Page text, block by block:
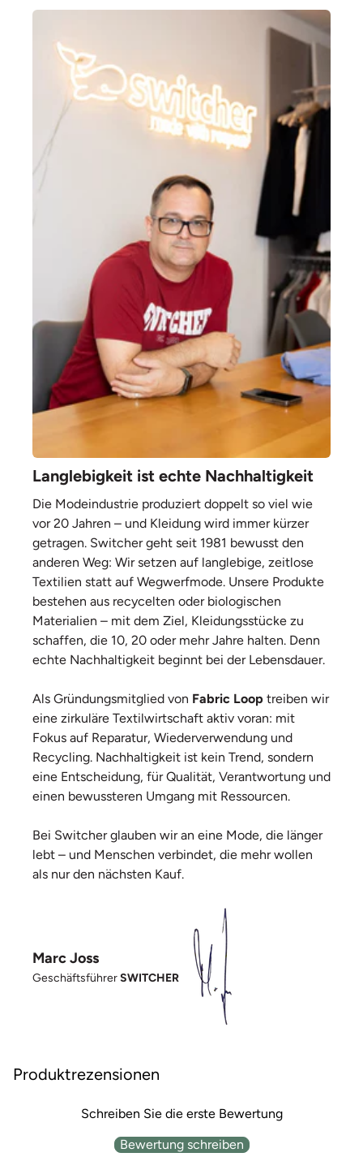
Langlebigkeit ist echte Nachhaltigkeit
Die Modeindustrie produziert doppelt so viel wie
vor 20 Jahren – und Kleidung wird immer kürzer
getragen. Switcher geht seit 1981 bewusst den
anderen Weg: Wir setzen auf langlebige, zeitlose
Textilien statt auf Wegwerfmode. Unsere Produkte
bestehen aus recycelten oder biologischen
Materialien – mit dem Ziel, Kleidungsstücke zu
schaffen, die 10, 20 oder mehr Jahre halten. Denn
echte Nachhaltigkeit beginnt bei der Lebensdauer.
Als Gründungsmitglied von Fabric Loop treiben wir
eine zirkuläre Textilwirtschaft aktiv voran: mit
Fokus auf Reparatur, Wiederverwendung und
Recycling. Nachhaltigkeit ist kein Trend, sondern
eine Entscheidung, für Qualität, Verantwortung und
einen bewussteren Umgang mit Ressourcen.
Bei Switcher glauben wir an eine Mode, die länger
lebt – und Menschen verbindet, die mehr wollen
als nur den nächsten Kauf.
Marc Joss
GeschäftsführerSWITCHER
Produktrezensionen
Schreiben Sie die erste Bewertung
Bewertung schreiben